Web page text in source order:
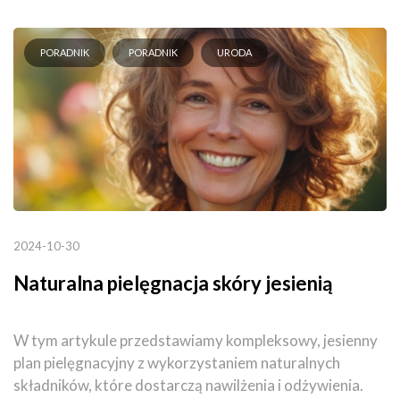
PORADNIK PORADNIK URODA
2024-10-30
Naturalna pielęgnacja skóry jesienią
W tym artykule przedstawiamy kompleksowy, jesienny
plan pielęgnacyjny z wykorzystaniem naturalnych
składników, które dostarczą nawilżenia i odżywienia.